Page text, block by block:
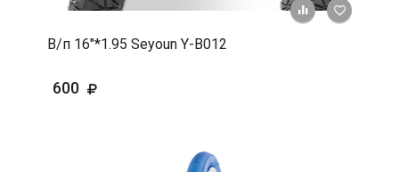
+ К
В/п 16"*1.95 Seyoun Y-B012
600